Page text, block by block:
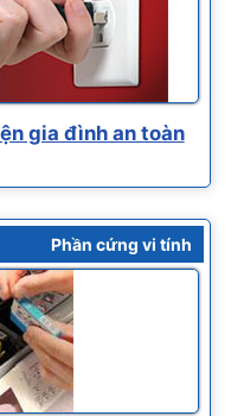
gia đình an toàn
Phần cứng vi tính